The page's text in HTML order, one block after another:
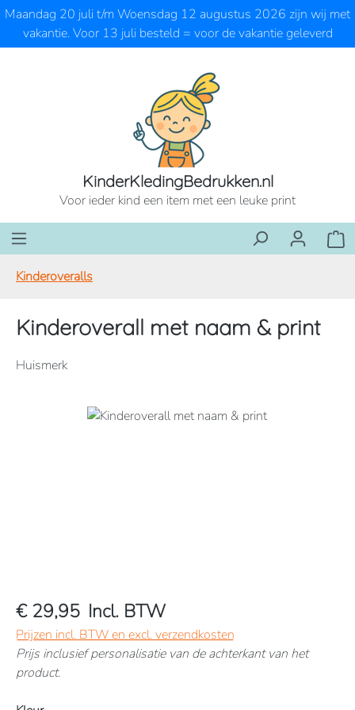
Ga naar de hoofdinhoud
Maandag 20 juli t/m Woensdag 12 augustus 2026 zijn wij met
vakantie. Voor 13 juli besteld = voor de vakantie geleverd
KinderKledingBedrukken.nl
Voor ieder kind een item met een leuke print
Kinderoveralls
Kinderoverall met naam & print
Huismerk
Afbeeldingengalerij overslaan
€ 29,95 Incl. BTW
Prijzen incl. BTW en excl. verzendkosten
Prijs inclusief personalisatie van de achterkant van het
product.